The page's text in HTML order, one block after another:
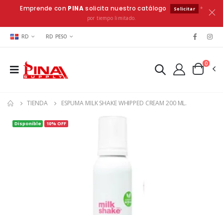
Emprende con PINAsolicita nuestro catálogo Solicitar
*
por tiempo limitado.
RD RD PESO
0
TIENDA ESPUMA MILK SHAKE WHIPPED CREAM 200 ML.
Disponible 10% OFF